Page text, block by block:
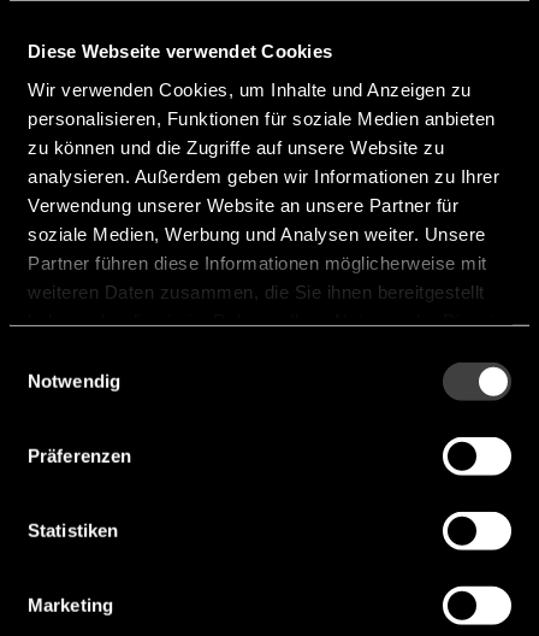
Diese Webseite verwendet Cookies
Wir verwenden Cookies, um Inhalte und Anzeigen zu
personalisieren, Funktionen für soziale Medien anbieten
zu können und die Zugriffe auf unsere Website zu
analysieren. Außerdem geben wir Informationen zu Ihrer
Verwendung unserer Website an unsere Partner für
soziale Medien, Werbung und Analysen weiter. Unsere
Partner führen diese Informationen möglicherweise mit
weiteren Daten zusammen, die Sie ihnen bereitgestellt
Notwendig
Präferenzen
Statistiken
Marketing
50AL7M4-F1
Luminous flux [lm]:
If [mA]:
[CCT]:5.000K